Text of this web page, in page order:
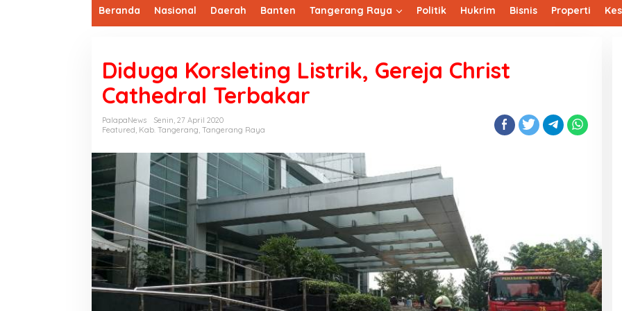
Beranda Nasional Daerah Banten Tangerang Raya Politik Hukrim Bisnis Properti
Diduga Korsleting Listrik, Gereja Christ
Cathedral Terbakar
PalapaNews
Senin, 27 April 2020
Featured, Kab. Tangerang, Tangerang Raya